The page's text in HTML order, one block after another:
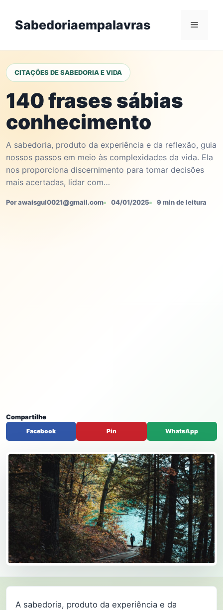
contentSabedoriaempalavras Menu
CITAÇÕES DE SABEDORIA E VIDA
140 frases sábias
conhecimento
A sabedoria, produto da experiência e da reflexão, guia
nossos passos em meio às complexidades da vida. Ela
nos proporciona discernimento para tomar decisões
mais acertadas, lidar com…
Por awaisgul0021@gmail.com 04/01/2025 9 min de leitura
Compartilhe
Facebook Pin WhatsApp
A sabedoria, produto da experiência e da